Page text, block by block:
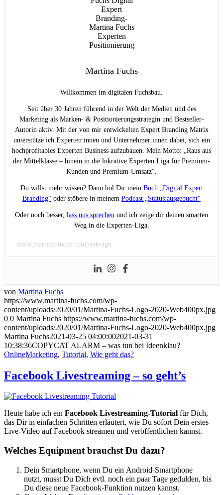
Martina Fuchs
Willkommen im digitalen Fuchsbau.
Seit über 30 Jahren führend in der Welt der Medien und des
Marketing als Marken- & Positionierungsstrategin und Bestseller-
Autorin aktiv. Mit der von mir entwickelten Expert Branding Matrix
unterstütze ich Experten:innen und Unternehmer:innen dabei, sich ein
hochprofitables Experten Business aufzubauen. Mein Motto: „Raus aus
der Mittelklasse – hinein in die lukrative Experten Liga für Premium-
Kunden und Premium-Umsatz“.
Du willst mehr wissen? Dann hol Dir mein Buch „Digital Expert
Branding“ oder stöbere in meinem Podcast „Status:ausgebucht“
Oder noch besser, lass uns sprechen und ich zeige dir deinen smarten
Weg in die Experten-Liga.
www.martina-fuchs.com/redesign
von Martina Fuchs
https://www.martina-fuchs.com/wp-
content/uploads/2020/01/Martina-Fuchs-Logo-2020-Web400px.jpg
0 0 Martina Fuchs https://www.martina-fuchs.com/wp-
content/uploads/2020/01/Martina-Fuchs-Logo-2020-Web400px.jpg
Martina Fuchs2021-03-25 04:00:002021-03-31
10:38:36COPYCAT ALARM – was tun bei Ideenklau?
OnlineMarketing, Tutorial, Wie geht das?
Facebook Livestreaming – so geht’s
Heute habe ich ein Facebook Livestreaming-Tutorial für Dich,
das Dir in einfachen Schritten erläutert, wie Du sofort Dein erstes
Live-Video auf Facebook streamen und veröffentlichen kannst.
Welches Equipment brauchst Du dazu?
Dein Smartphone, wenn Du ein Android-Smartphone
nutzt, musst Du Dich evtl. noch ein paar Tage gedulden, bis
Du diese neue Facebook-Funktion nutzen kannst.